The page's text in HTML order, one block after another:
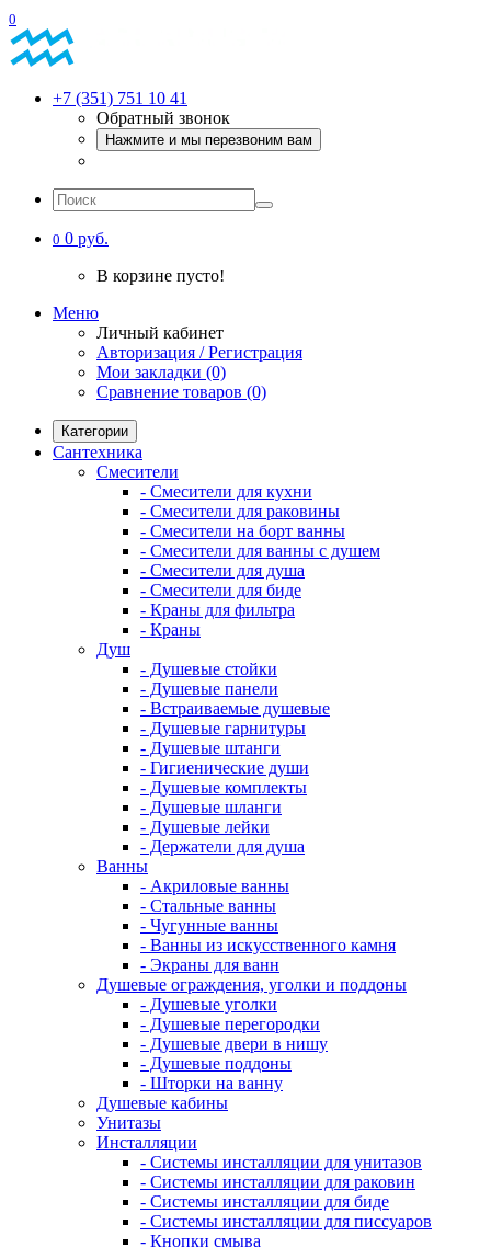
0
+7 (351) 751 10 41
Обратный звонок
Нажмите и мы перезвоним вам
0 0 руб.
В корзине пусто!
Меню
Личный кабинет
Авторизация / Регистрация
Мои закладки (0)
Сравнение товаров (0)
Категории
Сантехника
Смесители
- Смесители для кухни
- Смесители для раковины
- Смесители на борт ванны
- Смесители для ванны с душем
- Смесители для душа
- Смесители для биде
- Краны для фильтра
- Краны
Душ
- Душевые стойки
- Душевые панели
- Встраиваемые душевые
- Душевые гарнитуры
- Душевые штанги
- Гигиенические души
- Душевые комплекты
- Душевые шланги
- Душевые лейки
- Держатели для душа
Ванны
- Акриловые ванны
- Стальные ванны
- Чугунные ванны
- Ванны из искусственного камня
- Экраны для ванн
Душевые ограждения, уголки и поддоны
- Душевые уголки
- Душевые перегородки
- Душевые двери в нишу
- Душевые поддоны
- Шторки на ванну
Душевые кабины
Унитазы
Инсталляции
- Системы инсталляции для унитазов
- Системы инсталляции для раковин
- Системы инсталляции для биде
- Системы инсталляции для писсуаров
- Кнопки смыва